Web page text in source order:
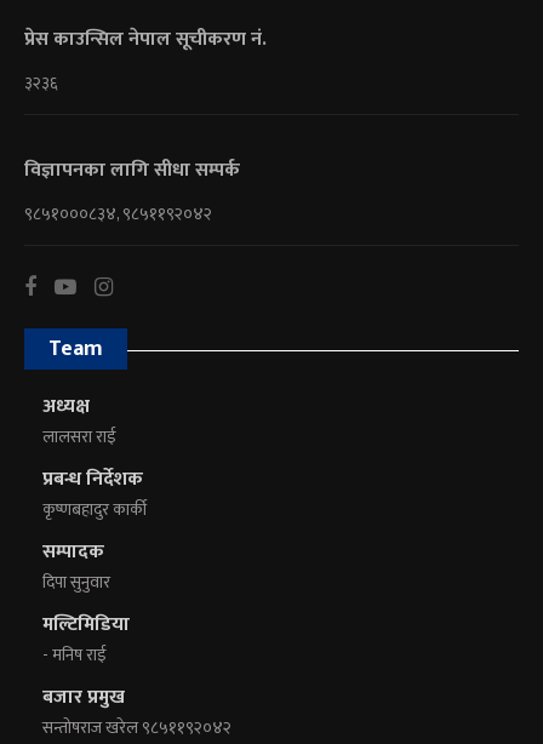
प्रेस काउन्सिल नेपाल सूचीकरण नं.
३२३६
विज्ञापनका लागि सीधा सम्पर्क
९८५१०००८३४, ९८५११९२०४२
Team
अध्यक्ष
लालसरा राई
प्रबन्ध निर्देशक
कृष्णबहादुर कार्की
सम्पादक
दिपा सुनुवार
मल्टिमिडिया
- मनिष राई
बजार प्रमुख
सन्तोषराज खरेल ९८५११९२०४२